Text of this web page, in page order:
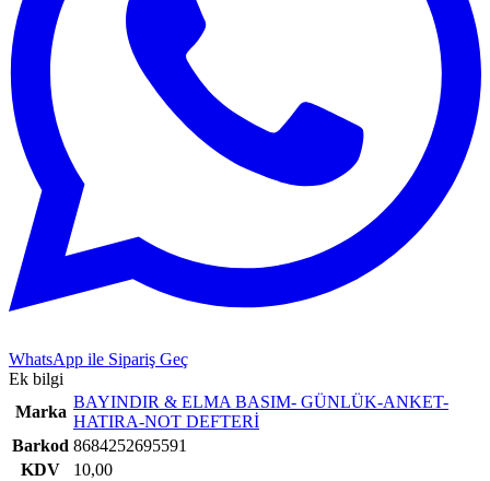
WhatsApp ile Sipariş Geç
Ek bilgi
Marka
BAYINDIR & ELMA BASIM- GÜNLÜK-ANKET-
HATIRA-NOT DEFTERİ
Barkod 8684252695591
KDV
10,00